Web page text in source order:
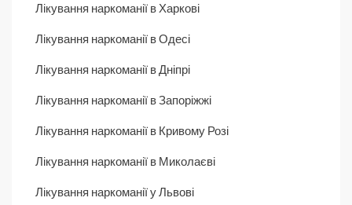
Лікування наркоманії в Харкові
Лікування наркоманії в Одесі
Лікування наркоманії в Дніпрі
Лікування наркоманії в Запоріжжі
Лікування наркоманії в Кривому Розі
Лікування наркоманії в Миколаєві
Лікування наркоманії у Львові